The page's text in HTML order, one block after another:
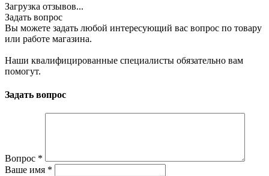
Загрузка отзывов...
Задать вопрос
Вы можете задать любой интересующий вас вопрос по товару
или работе магазина.
Наши квалифицированные специалисты обязательно вам
помогут.
Задать вопрос
Вопрос *
Ваше имя *